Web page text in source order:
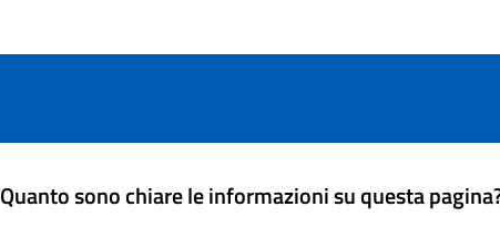
Quanto sono chiare le informazioni su questa